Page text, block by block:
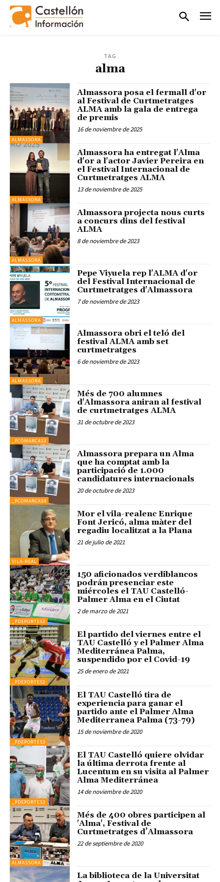
TAG
alma
ALMASSORA
Almassora posa el fermall d'or
al Festival de Curtmetratges
ALMA amb la gala de entrega
de premis
16 de noviembre de 2025
ALMASSORA
Almassora ha entregat l'Alma
d'or a l'actor Javier Pereira en
el Festival Internacional de
Curtmetratges ALMA
13 de noviembre de 2025
ALMASSORA
Almassora projecta nous curts
a concurs dins del festival
ALMA
8 de noviembre de 2023
ALMASSORA
Pepe Viyuela rep l'ALMA d'or
del Festival Internacional de
Curtmetratges d'Almassora
7 de noviembre de 2023
ALMASSORA
Almassora obri el teló del
festival ALMA amb set
curtmetratges
6 de noviembre de 2023
_PCOMARCAS3
Més de 700 alumnes
d'Almassora aniran al festival
de curtmetratges ALMA
31 de octubre de 2023
_PCOMARCAS4
Almassora prepara un Alma
que ha comptat amb la
participació de 1.000
candidatures internacionals
20 de octubre de 2023
VILA-REAL
Mor el vila-realenc Enrique
Font Jericó, alma màter del
regadiu localitzat a la Plana
21 de julio de 2021
_PDEPORTES3
150 aficionados verdiblancos
podrán presenciar este
miércoles el TAU Castelló-
Palmer Alma en el Ciutat
2 de marzo de 2021
_PDEPORTES2
El partido del viernes entre el
TAU Castelló y el Palmer Alma
Mediterránea Palma,
suspendido por el Covid-19
25 de enero de 2021
_PDEPORTES3
El TAU Castelló tira de
experiencia para ganar el
partido ante el Palmer Alma
Mediterranea Palma (73-79)
15 de noviembre de 2020
_PDEPORTES3
El TAU Castelló quiere olvidar
la última derrota frente al
Lucentum en su visita al Palmer
Alma Mediterránea
14 de noviembre de 2020
ALMASSORA
Més de 400 obres participen al
'Alma', Festival de
Curtmetratges d’Almassora
22 de septiembre de 2020
La biblioteca de la Universitat